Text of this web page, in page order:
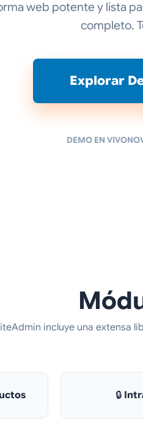
web potente y lista
completo.
Explorar
DEMO EN VIVO
incluye una extensa
🔒